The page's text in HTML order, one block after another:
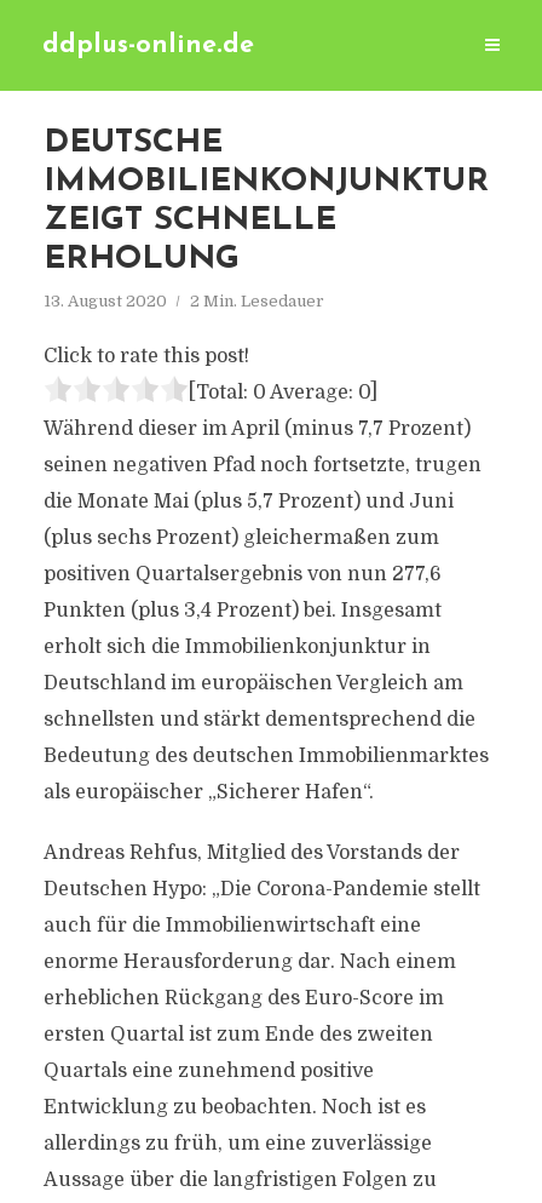
ddplus-online.de
DEUTSCHE
IMMOBILIENKONJUNKTUR
ZEIGT SCHNELLE
ERHOLUNG
13. August 2020 2 Min. Lesedauer
Click to rate this post!
[Total: 0 Average: 0]
Während dieser im April (minus 7,7 Prozent)
seinen negativen Pfad noch fortsetzte, trugen
die Monate Mai (plus 5,7 Prozent) und Juni
(plus sechs Prozent) gleichermaßen zum
positiven Quartalsergebnis von nun 277,6
Punkten (plus 3,4 Prozent) bei. Insgesamt
erholt sich die Immobilienkonjunktur in
Deutschland im europäischen Vergleich am
schnellsten und stärkt dementsprechend die
Bedeutung des deutschen Immobilienmarktes
als europäischer „Sicherer Hafen“.
Andreas Rehfus, Mitglied des Vorstands der
Deutschen Hypo: „Die Corona-Pandemie stellt
auch für die Immobilienwirtschaft eine
enorme Herausforderung dar. Nach einem
erheblichen Rückgang des Euro-Score im
ersten Quartal ist zum Ende des zweiten
Quartals eine zunehmend positive
Entwicklung zu beobachten. Noch ist es
allerdings zu früh, um eine zuverlässige
Aussage über die langfristigen Folgen zu